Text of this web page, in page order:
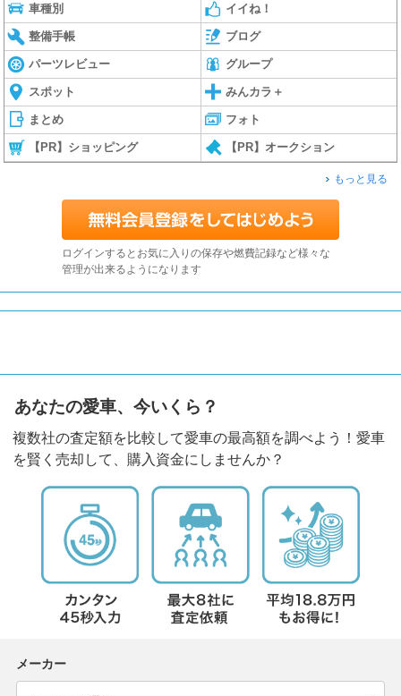
車種別 イイね！
整備手帳 ブログ
パーツレビュー グループ
スポット みんカラ＋
まとめ フォト
【PR】ショッピング 【PR】オークション
もっと見る
ログインするとお気に入りの保存や燃費記録など様々な
管理が出来るようになります
あなたの愛車、今いくら？
複数社の査定額を比較して愛車の最高額を調べよう！愛車
を賢く売却して、購入資金にしませんか？
メーカー